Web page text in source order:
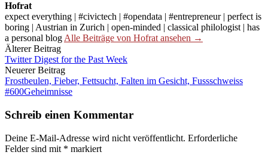
Hofrat
expect everything | #civictech | #opendata | #entrepreneur | perfect is
boring | Austrian in Zurich | open-minded | classical philologist | has
a personal blog Alle Beiträge von Hofrat ansehen →
Beitrags-
Navigation
Älterer Beitrag
Twitter Digest for the Past Week
Neuerer Beitrag
Frostbeulen, Fieber, Fettsucht, Falten im Gesicht, Fussschweiss
#600Geheimnisse
Schreib einen Kommentar
Deine E-Mail-Adresse wird nicht veröffentlicht. Erforderliche
Felder sind mit * markiert